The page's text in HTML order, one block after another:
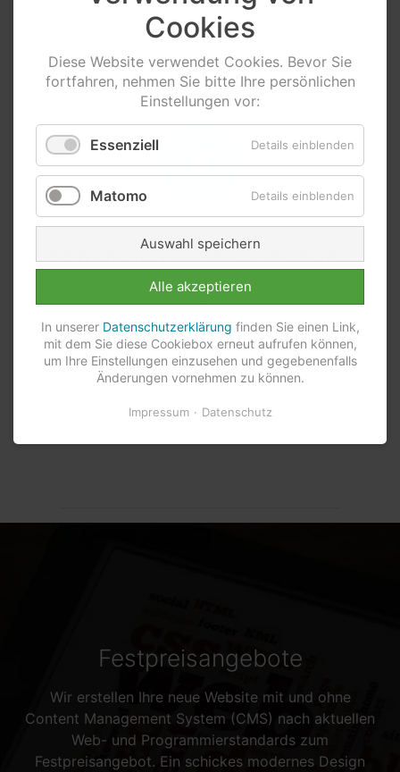
Weiter
Aktualisierung IhrerWebsite
Bauen Sie auf unsere redaktionelle Unterstützung.
Wir aktualisieren Ihre Website
On Demand .
Regelmäßig, oder auf Zuruf, auch wenn Ihnen der
"Kittel brennt"
Festpreisangebote
Wir erstellen Ihre neue Websitemit und ohne
Content Management System (CMS) nach aktuellen
Web- und Programmierstandards zum
Festpreisangebot. Ein schickes modernes Design
Cookies
Diese Website verwendet Cookies. Bevor Sie
fortfahren, nehmen Sie bitte Ihre persönlichen
Einstellungen vor:
Essenziell Details einblenden
Matomo Details einblenden
Auswahl speichern
Alle akzeptieren
In unserer Datenschutzerklärung finden Sie einen Link,
mit dem Sie diese Cookiebox erneut aufrufen können,
um Ihre Einstellungen einzusehen und gegebenenfalls
Änderungen vornehmen zu können.
Impressum Datenschutz